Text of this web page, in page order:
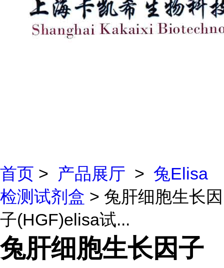
首页 > 产品展厅 > 兔Elisa
检测试剂盒 > 兔肝细胞生长因
子(HGF)elisa试...
兔肝细胞生长因子